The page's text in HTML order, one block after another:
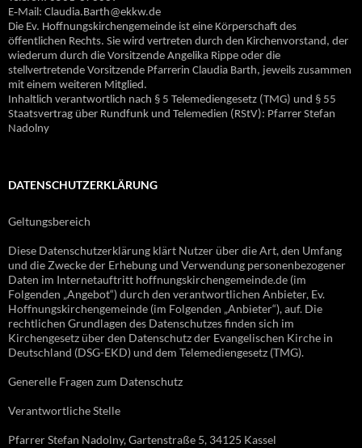
E‐Mail: Claudia.Barth@ekkw.de
Die Ev. Hoffnungskirchengemeinde ist eine Körperschaft des
öffentlichen Rechts. Sie wird vertreten durch den Kirchenvorstand, der
wiederum durch die Vorsitzende Angelika Rippe oder die
stellvertretende Vorsitzende Pfarrerin Claudia Barth, jeweils zusammen
mit einem weiteren Mitglied.
Inhaltlich verantwortlich nach § 5 Telemediengesetz (TMG) und § 55
Staatsvertrag über Rundfunk und Telemedien (RStV): Pfarrer Stefan
Nadolny
DATENSCHUTZERKLÄRUNG
Geltungsbereich
Diese Datenschutzerklärung klärt Nutzer über die Art, den Umfang
und die Zwecke der Erhebung und Verwendung personenbezogener
Daten im Internetauftritt hoffnungskirchengemeinde.de (im
Folgenden „Angebot“) durch den verantwortlichen Anbieter, Ev.
Hoffnungskirchengemeinde (im Folgenden „Anbieter“), auf. Die
rechtlichen Grundlagen des Datenschutzes finden sich im
Kirchengesetz über den Datenschutz der Evangelischen Kirche in
Deutschland (DSG-EKD) und dem Telemediengesetz (TMG).
Generelle Fragen zum Datenschutz
Verantwortliche Stelle
Pfarrer Stefan Nadolny, Gartenstraße 5, 34125 Kassel